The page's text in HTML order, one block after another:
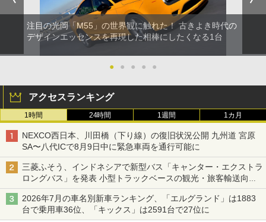
注目の光岡「M55」の世界観に触れた！ 古きよき時代の
デザインエッセンスを再現した相棒にしたくなる1台
● ● ● ● ●
アクセスランキング
1時間 24時間 1週間 1カ月
NEXCO西日本、川田橋（下り線）の復旧状況公開 九州道 宮原
SA〜八代ICで8月9日中に緊急車両を通行可能に
三菱ふそう、インドネシアで新型バス「キャンター・エクストラ
ロングバス」を発表 小型トラックベースの観光・旅客輸送向け
バス
2026年7月の車名別新車ランキング、「エルグランド」は1883
台で乗用車36位、「キックス」は2591台で27位に